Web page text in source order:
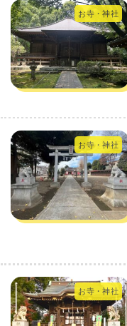
お寺・神社
お寺・神社
お寺・神社